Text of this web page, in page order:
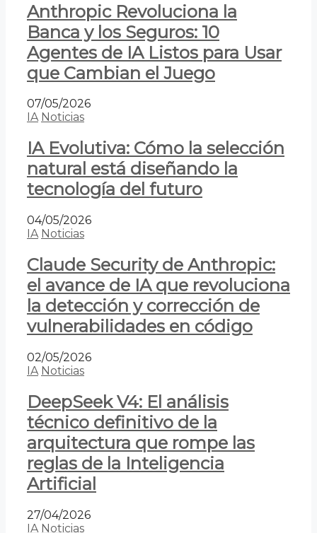
Anthropic Revoluciona la
Banca y los Seguros: 10
Agentes de IA Listos para Usar
que Cambian el Juego
07/05/2026
IA Noticias
IA Evolutiva: Cómo la selección
natural está diseñando la
tecnología del futuro
04/05/2026
IA Noticias
Claude Security de Anthropic:
el avance de IA que revoluciona
la detección y corrección de
vulnerabilidades en código
02/05/2026
IA Noticias
DeepSeek V4: El análisis
técnico definitivo de la
arquitectura que rompe las
reglas de la Inteligencia
Artificial
27/04/2026
IA Noticias